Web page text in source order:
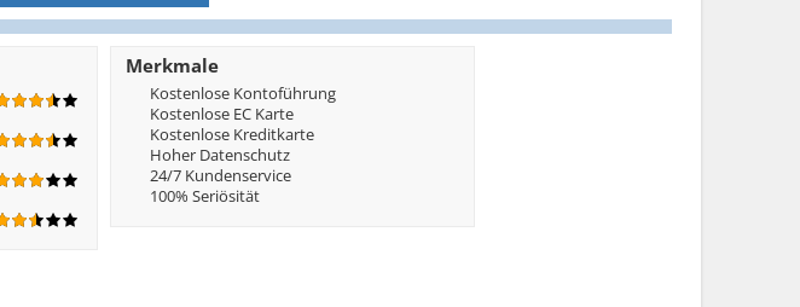
Merkmale
Kostenlose Kontoführung
Kostenlose EC Karte
Kostenlose Kreditkarte
Hoher Datenschutz
24/7 Kundenservice
100% Seriösität